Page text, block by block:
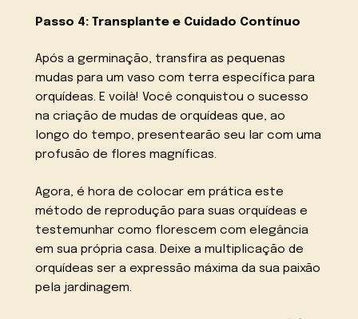
Passo 4: Transplante e Cuidado Contínuo
Após a germinação, transfira as pequenas
mudas para um vaso com terra específica para
orquídeas. E voilà! Você conquistou o sucesso
na criação de mudas de orquídeas que, ao
longo do tempo, presentearão seu lar com uma
profusão de flores magníficas.
Agora, é hora de colocar em prática este
método de reprodução para suas orquídeas e
testemunhar como florescem com elegância
em sua própria casa. Deixe a multiplicação de
orquídeas ser a expressão máxima da sua paixão
pela jardinagem.